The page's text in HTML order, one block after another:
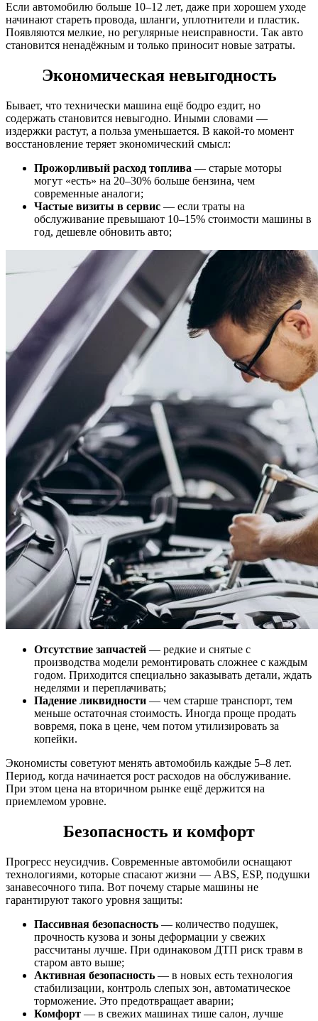
Если автомобилю больше 10–12 лет, даже при хорошем уходе
начинают стареть провода, шланги, уплотнители и пластик.
Появляются мелкие, но регулярные неисправности. Так авто
становится ненадёжным и только приносит новые затраты.
Экономическая невыгодность
Бывает, что технически машина ещё бодро ездит, но
содержать становится невыгодно. Иными словами —
издержки растут, а польза уменьшается. В какой-то момент
восстановление теряет экономический смысл:
Прожорливый расход топлива — старые моторы
могут «есть» на 20–30% больше бензина, чем
современные аналоги;
Частые визиты в сервис — если траты на
обслуживание превышают 10–15% стоимости машины в
год, дешевле обновить авто;
Отсутствие запчастей — редкие и снятые с
производства модели ремонтировать сложнее с каждым
годом. Приходится специально заказывать детали, ждать
неделями и переплачивать;
Падение ликвидности — чем старше транспорт, тем
меньше остаточная стоимость. Иногда проще продать
вовремя, пока в цене, чем потом утилизировать за
копейки.
Экономисты советуют менять автомобиль каждые 5–8 лет.
Период, когда начинается рост расходов на обслуживание.
При этом цена на вторичном рынке ещё держится на
приемлемом уровне.
Безопасность и комфорт
Прогресс неусидчив. Современные автомобили оснащают
технологиями, которые спасают жизни — ABS, ESP, подушки
занавесочного типа. Вот почему старые машины не
гарантируют такого уровня защиты:
Пассивная безопасность — количество подушек,
прочность кузова и зоны деформации у свежих
рассчитаны лучше. При одинаковом ДТП риск травм в
старом авто выше;
Активная безопасность — в новых есть технология
стабилизации, контроль слепых зон, автоматическое
торможение. Это предотвращает аварии;
Комфорт — в свежих машинах тише салон, лучше